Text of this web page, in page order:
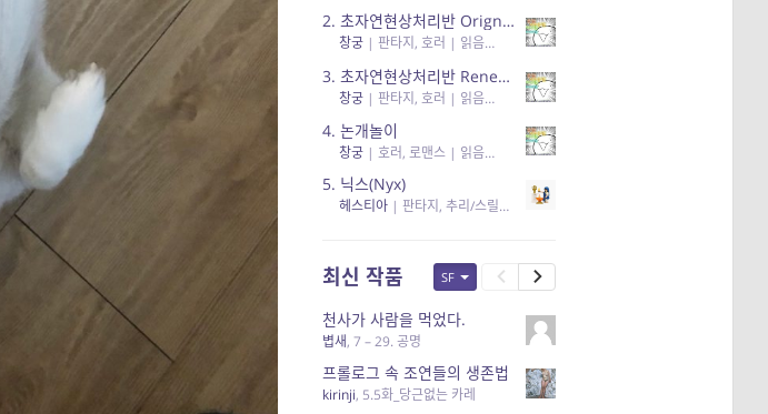
2. 초자연현상처리반 Orignal + True Ending
창궁| 판타지, 호러 | 읽음 , 구독 , 응원6
3. 초자연현상처리반 Renewal
창궁| 판타지, 호러 | 읽음 , 구독 , 응원82, 리뷰4
4. 논개놀이
창궁| 호러, 로맨스| 읽음 , 공감11, 응원25
5. 닉스(Nyx)
헤스티아| 판타지, 추리/스릴러 | 읽음
최신 작품 SF
천사가 사람을 먹었다.
볍새, 7 – 29. 공명
프롤로그 속 조연들의 생존법
kirinji, 5.5화_당근없는 카레